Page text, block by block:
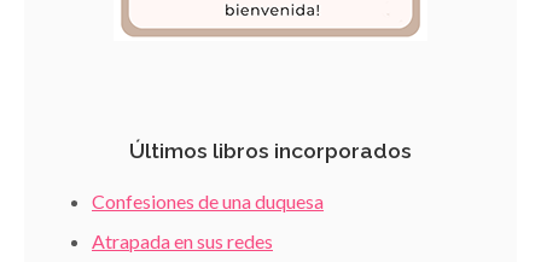
Últimos libros incorporados
Confesiones de una duquesa
Atrapada en sus redes